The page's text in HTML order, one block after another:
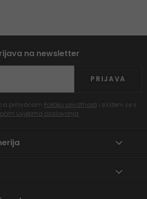
na newsletter
PRIJAVA
prihvaćam Politiku privatnosti i slažem se s
uvjetima poslovanja